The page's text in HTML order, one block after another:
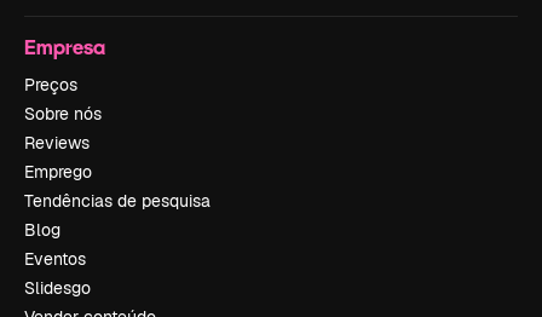
Empresa
Preços
Sobre nós
Reviews
Emprego
Tendências de pesquisa
Blog
Eventos
Slidesgo